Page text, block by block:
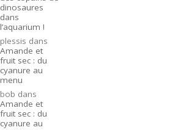
dinosaures
dans
l’aquarium !
plessis dans
Amande et
fruit sec : du
cyanure au
menu
bob dans
Amande et
fruit sec : du
cyanure au